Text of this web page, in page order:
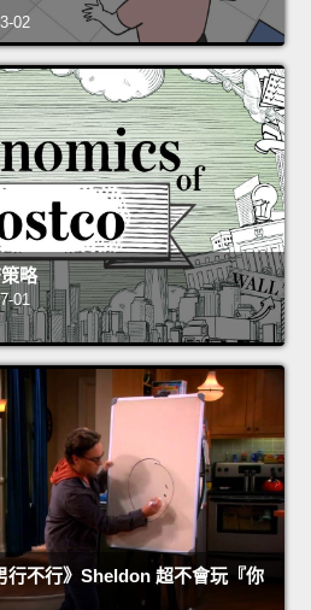
02
略
01
行不行》Sheldon 超不會玩『你